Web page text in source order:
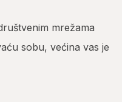
mrežama
sobu, većina vas je